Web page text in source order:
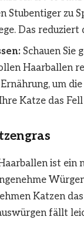
Stubentiger zu
Das reduziert
Schauen Sie
Haarballen
um
Katze das
ist
Katzen
fällt